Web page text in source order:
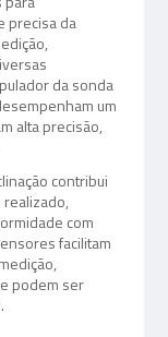
precisa da
da sonda
um
alta precisão,
contribui
com
facilitam
podem ser